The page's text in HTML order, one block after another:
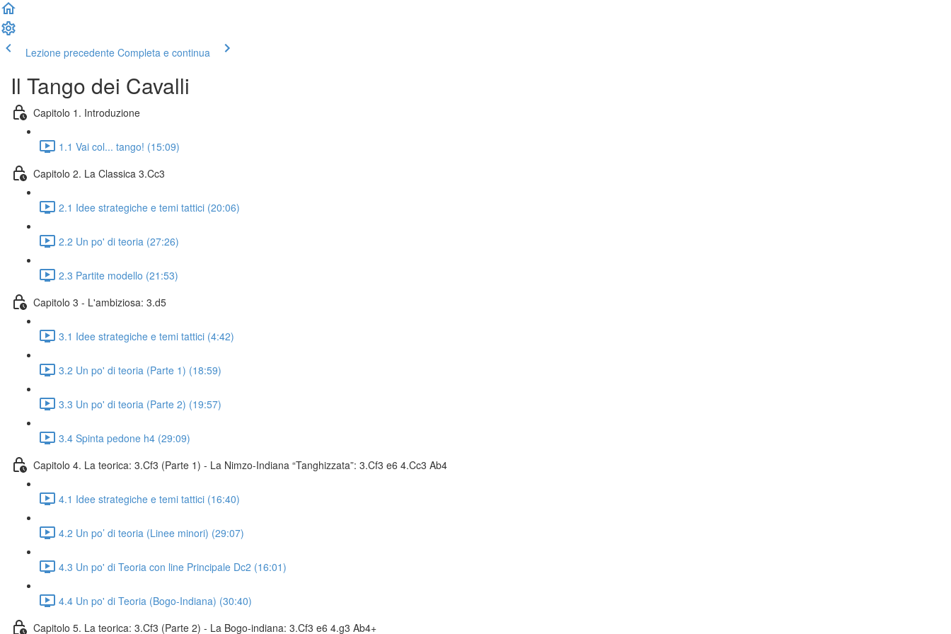
Lezione precedente Completa e continua
Il Tango dei Cavalli
Capitolo 1. Introduzione
1.1 Vai col... tango! (15:09)
Capitolo 2. La Classica 3.Cc3
2.1 Idee strategiche e temi tattici (20:06)
2.2 Un po' di teoria (27:26)
2.3 Partite modello (21:53)
Capitolo 3 - L'ambiziosa: 3.d5
3.1 Idee strategiche e temi tattici (4:42)
3.2 Un po' di teoria (Parte 1) (18:59)
3.3 Un po' di teoria (Parte 2) (19:57)
3.4 Spinta pedone h4 (29:09)
Capitolo 4. La teorica: 3.Cf3 (Parte 1) - La Nimzo-Indiana “Tanghizzata”: 3.Cf3 e6 4.Cc3 Ab4
4.1 Idee strategiche e temi tattici (16:40)
4.2 Un po’ di teoria (Linee minori) (29:07)
4.3 Un po' di Teoria con line Principale Dc2 (16:01)
4.4 Un po' di Teoria (Bogo-Indiana) (30:40)
Capitolo 5. La teorica: 3.Cf3 (Parte 2) - La Bogo-indiana: 3.Cf3 e6 4.g3 Ab4+